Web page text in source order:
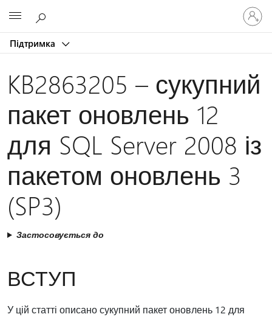
Підтримка
Увійдіть
свій
запис
KB2863205 – сукупний
пакет оновлень 12
для SQL Server 2008 із
пакетом оновлень 3
(SP3)
Застосовується до
ВСТУП
У цій статті описано сукупний пакет оновлень 12 для